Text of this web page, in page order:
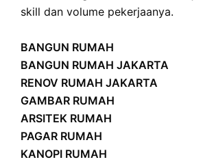
skill dan volume pekerjaanya.
BANGUN RUMAH
BANGUN RUMAH JAKARTA
RENOV RUMAH JAKARTA
GAMBAR RUMAH
ARSITEK RUMAH
PAGAR RUMAH
KANOPI RUMAH